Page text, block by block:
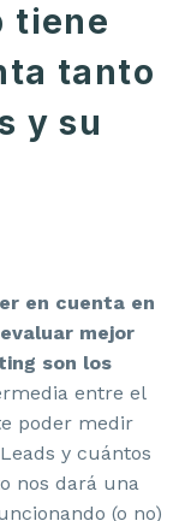
tiene
tanto
y su
en cuenta en
mejor
son los
entre el
poder medir
y cuántos
nos dará una
(o no)